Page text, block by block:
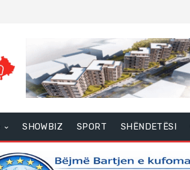
SHOWBIZ SPORT SHËNDETËSI